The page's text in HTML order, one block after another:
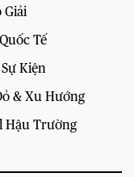
Giải
Tế
Kiện
& Xu Hướng
Hậu Trường